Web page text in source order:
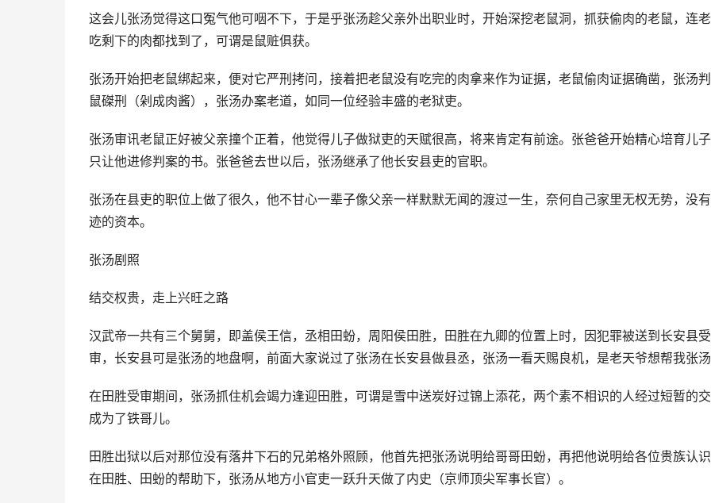
这会儿张汤觉得这口冤气他可咽不下，于是乎张汤趁父亲外出职业时，开始深挖老鼠洞，抓获偷肉的老鼠，连
吃剩下的肉都找到了，可谓是鼠赃俱获。
张汤开始把老鼠绑起来，便对它严刑拷问，接着把老鼠没有吃完的肉拿来作为证据，老鼠偷肉证据确凿，张汤
鼠磔刑（剁成肉酱），张汤办案老道，如同一位经验丰盛的老狱吏。
张汤审讯老鼠正好被父亲撞个正着，他觉得儿子做狱吏的天赋很高，将来肯定有前途。张爸爸开始精心培育儿子
只让他进修判案的书。张爸爸去世以后，张汤继承了他长安县吏的官职。
张汤在县吏的职位上做了很久，他不甘心一辈子像父亲一样默默无闻的渡过一生，奈何自己家里无权无势，没
迹的资本。
张汤剧照
结交权贵，走上兴旺之路
汉武帝一共有三个舅舅，即盖侯王信，丞相田蚡，周阳侯田胜，田胜在九卿的位置上时，因犯罪被送到长安县受
审，长安县可是张汤的地盘啊，前面大家说过了张汤在长安县做县丞，张汤一看天赐良机，是老天爷想帮我张汤
在田胜受审期间，张汤抓住机会竭力逢迎田胜，可谓是雪中送炭好过锦上添花，两个素不相识的人经过短暂的
成为了铁哥儿。
田胜出狱以后对那位没有落井下石的兄弟格外照顾，他首先把张汤说明给哥哥田蚡，再把他说明给各位贵族认识
在田胜、田蚡的帮助下，张汤从地方小官吏一跃升天做了内史（京师顶尖军事长官）。